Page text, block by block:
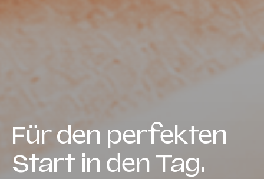
Für den perfekten
Start in den Tag.